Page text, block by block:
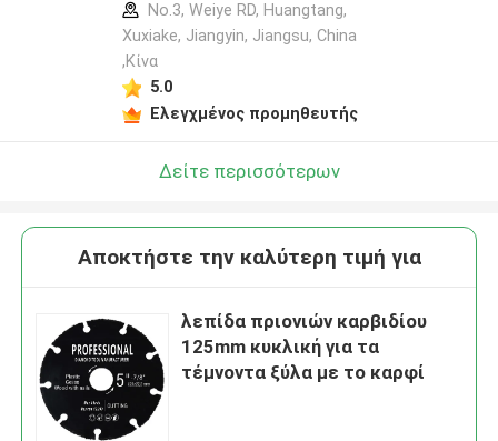
No.3, Weiye RD, Huangtang,
Xuxiake, Jiangyin, Jiangsu, China
,Κίνα
5.0
Ελεγχμένος προμηθευτής
Δείτε περισσότερων
Αποκτήστε την καλύτερη τιμή για
λεπίδα πριονιών καρβιδίου
125mm κυκλική για τα
τέμνοντα ξύλα με το καρφί